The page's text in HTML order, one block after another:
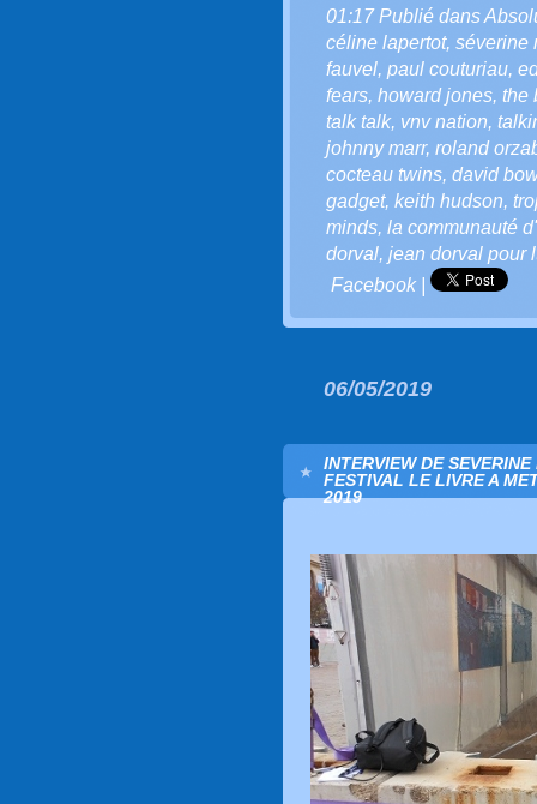
01:17 Publié dans
céline lapertot, séverine
fauvel, paul couturiau,
fears, howard jones, the
talk talk, vnv nation,
johnny marr, roland
cocteau twins, david
gadget, keith hudson,
minds, la communauté
dorval, jean dorval pour
Facebook|
06/05/2019
INTERVIEW DE
FESTIVAL LE LIVRE A
2019